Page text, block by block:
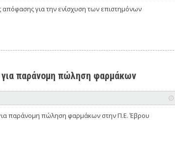
για την ενίσχυση των επιστημόνων
παράνομη πώληση φαρμάκων
παράνομη πώληση φαρμάκων στην Π.Ε. Έβρου